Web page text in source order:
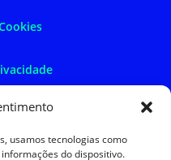
usamos tecnologias como
do dispositivo.